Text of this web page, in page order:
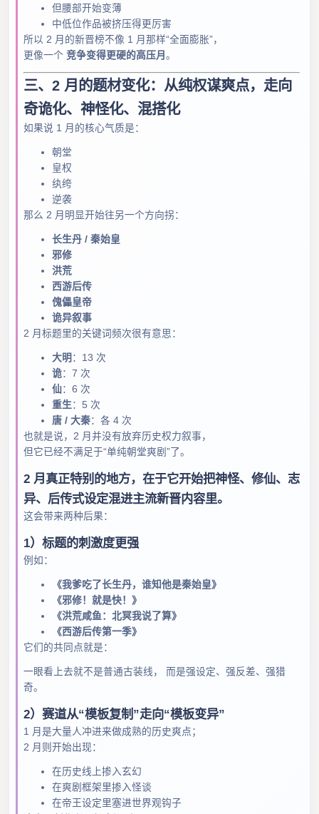
但腰部开始变薄
中低位作品被挤压得更厉害
所以 2 月的新晋榜不像 1 月那样“全面膨胀”，
更像一个 竞争变得更硬的高压月 。
三、2 月的题材变化：从纯权谋爽点，走向
奇诡化、神怪化、混搭化
如果说 1 月的核心气质是：
朝堂
皇权
纨绔
逆袭
那么 2 月明显开始往另一个方向拐：
长生丹 / 秦始皇
邪修
洪荒
西游后传
傀儡皇帝
诡异叙事
2 月标题里的关键词频次很有意思：
大明 ：13 次
诡：7 次
仙：6 次
重生：5 次
唐 / 大秦：各 4 次
也就是说，2 月并没有放弃历史权力叙事，
但它已经不满足于“单纯朝堂爽剧”了。
2 月真正特别的地方，在于它开始把神怪、修仙、志
异、后传式设定混进主流新晋内容里。
这会带来两种后果：
1）标题的刺激度更强
例如：
《我爹吃了长生丹，谁知他是秦始皇》
《邪修！就是快！》
《洪荒咸鱼：北冥我说了算》
《西游后传第一季》
它们的共同点就是：
一眼看上去就不是普通古装线， 而是强设定、强反差、强猎
奇。
2）赛道从“模板复制”走向“模板变异”
1 月是大量人冲进来做成熟的历史爽点；
2 月则开始出现：
在历史线上掺入玄幻
在爽剧框架里掺入怪谈
在帝王设定里塞进世界观钩子